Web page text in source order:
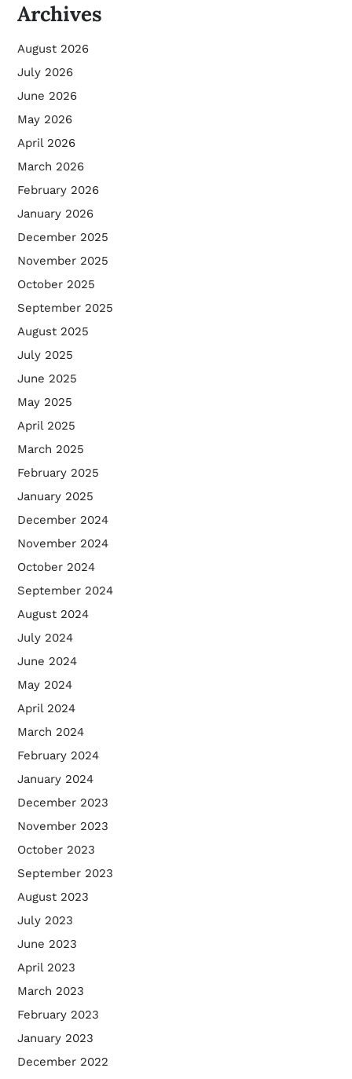
Archives
August 2026
July 2026
June 2026
May 2026
April 2026
March 2026
February 2026
January 2026
December 2025
November 2025
October 2025
September 2025
August 2025
July 2025
June 2025
May 2025
April 2025
March 2025
February 2025
January 2025
December 2024
November 2024
October 2024
September 2024
August 2024
July 2024
June 2024
May 2024
April 2024
March 2024
February 2024
January 2024
December 2023
November 2023
October 2023
September 2023
August 2023
July 2023
June 2023
April 2023
March 2023
February 2023
January 2023
December 2022